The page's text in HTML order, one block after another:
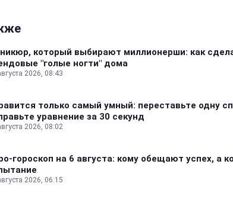
который выбирают миллионерши: как
"голые ногти" дома
2026, 08:43
только самый умный: переставьте одну
уравнение за 30 секунд
2026, 08:02
гороскоп на 6 августа: кому обещают успех, а
2026, 06:15